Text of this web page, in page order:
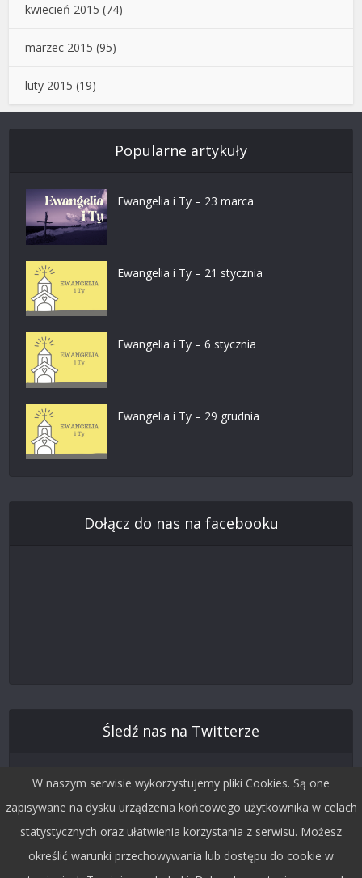
kwiecień 2015 (74)
marzec 2015 (95)
luty 2015 (19)
Popularne artykuły
Ewangelia i Ty – 23 marca
Ewangelia i Ty – 21 stycznia
Ewangelia i Ty – 6 stycznia
Ewangelia i Ty – 29 grudnia
Dołącz do nas na facebooku
Śledź nas na Twitterze
W naszym serwisie wykorzystujemy pliki Cookies. Są one
zapisywane na dysku urządzenia końcowego użytkownika w celach
statystycznych oraz ułatwienia korzystania z serwisu. Możesz
określić warunki przechowywania lub dostępu do cookie w